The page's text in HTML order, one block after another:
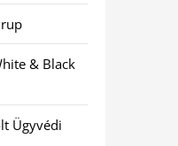
& Black
Ügyvédi